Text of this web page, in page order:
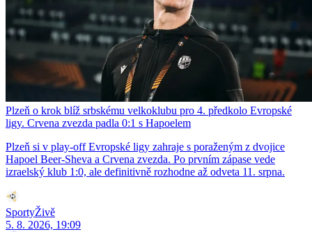
Plzeň o krok blíž srbskému velkoklubu pro 4. předkolo Evropské
ligy. Crvena zvezda padla 0:1 s Hapoelem
Plzeň si v play-off Evropské ligy zahraje s poraženým z dvojice
Hapoel Beer-Sheva a Crvena zvezda. Po prvním zápase vede
izraelský klub 1:0, ale definitivně rozhodne až odveta 11. srpna.
SportyŽivě
5. 8. 2026, 19:09